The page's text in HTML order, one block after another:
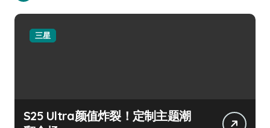
三星
S25 Ultra颜值炸裂！定制主题潮